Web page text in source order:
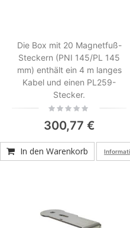
Die Box mit 20 Magnetfuß-
Steckern (PNI 145/PL 145
mm) enthält ein 4 m langes
Kabel und einen PL259-
Stecker.
Rating:
300,77 €
In den Warenkorb